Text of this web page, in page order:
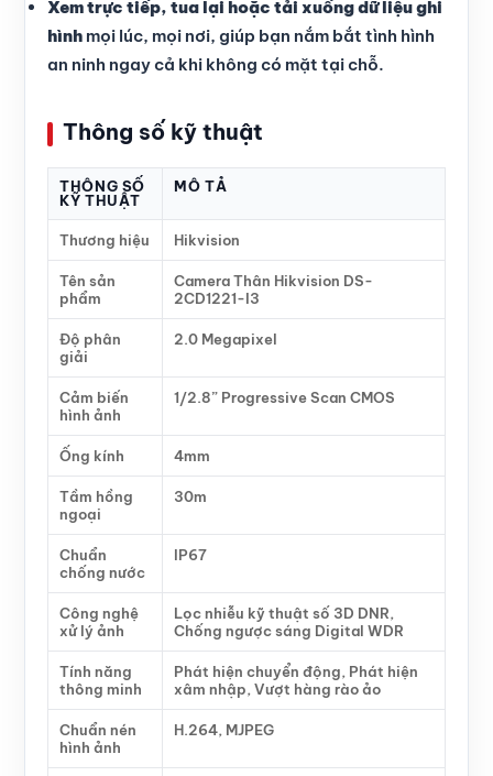
Xem trực tiếp, tua lại hoặc tải xuống dữ liệu ghi
hình mọi lúc, mọi nơi, giúp bạn nắm bắt tình hình
an ninh ngay cả khi không có mặt tại chỗ.
Thông số kỹ thuật
THÔNG SỐ
KỸ THUẬT
MÔ TẢ
Thương hiệu Hikvision
Tên sản
phẩm
Camera Thân Hikvision DS-
2CD1221-I3
Độ phân
giải
2.0 Megapixel
Cảm biến
hình ảnh
1/2.8” Progressive Scan CMOS
Ống kính 4mm
Tầm hồng
ngoại
30m
Chuẩn
chống nước
IP67
Công nghệ
xử lý ảnh
Lọc nhiễu kỹ thuật số 3D DNR,
Chống ngược sáng Digital WDR
Tính năng
thông minh
Phát hiện chuyển động, Phát hiện
xâm nhập, Vượt hàng rào ảo
Chuẩn nén
hình ảnh
H.264, MJPEG